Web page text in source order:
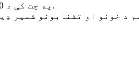
په چت کې د 1,800 فوټ ډیک شتون لري چې د کور مخې او شاته پراخه لید لري.